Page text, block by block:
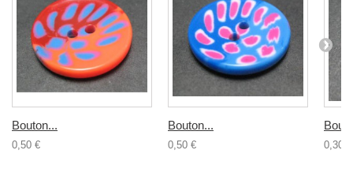
Bouton...
0,50 €
Bouton...
0,50 € 0,30 €